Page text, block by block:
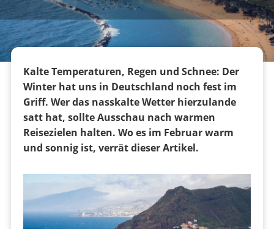
Kalte Temperaturen, Regen und Schnee: Der
Winter hat uns in Deutschland noch fest im
Griff. Wer das nasskalte Wetter hierzulande
satt hat, sollte Ausschau nach warmen
Reisezielen halten. Wo es im Februar warm
und sonnig ist, verrät dieser Artikel.